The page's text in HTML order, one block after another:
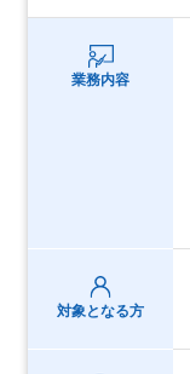
業務内容
対象となる方